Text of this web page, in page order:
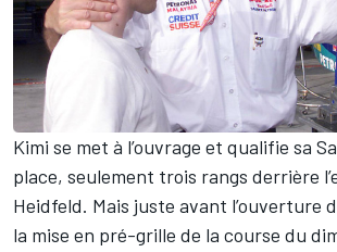
Kimi se met à l’ouvrage et qualifie sa
place, seulement trois rangs derrière
Heidfeld. Mais juste avant l’ouverture
la mise en pré-grille de la course du